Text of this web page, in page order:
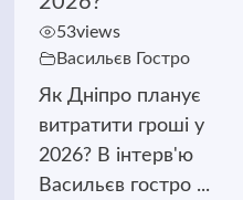
53views
Васильєв Гостро
Як Дніпро планує
витратити гроші у
2026? В інтерв'ю
Васильєв гостро ...